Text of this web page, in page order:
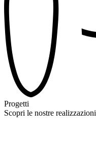
Progetti
Scopri le nostre realizzazioni